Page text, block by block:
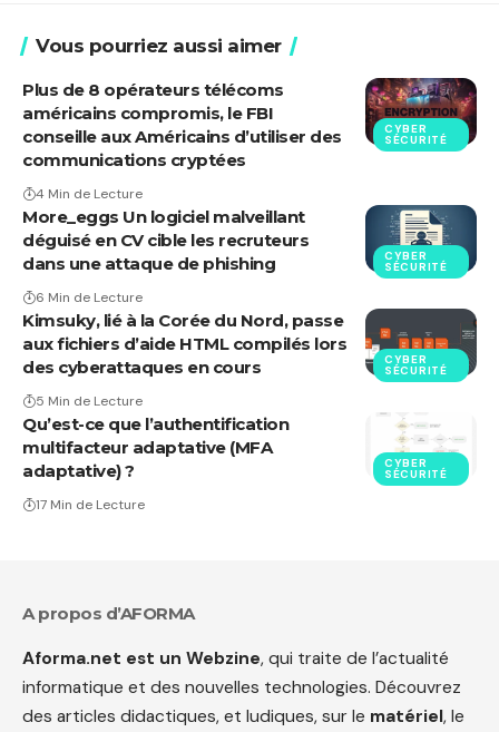
Vous pourriez aussi aimer
CYBER
SÉCURITÉ
Plus de 8 opérateurs télécoms
américains compromis, le FBI
conseille aux Américains d’utiliser des
communications cryptées
4 Min de Lecture
CYBER
SÉCURITÉ
More_eggs Un logiciel malveillant
déguisé en CV cible les recruteurs
dans une attaque de phishing
6 Min de Lecture
CYBER
SÉCURITÉ
Kimsuky, lié à la Corée du Nord, passe
aux fichiers d’aide HTML compilés lors
des cyberattaques en cours
5 Min de Lecture
CYBER
SÉCURITÉ
Qu’est-ce que l’authentification
multifacteur adaptative (MFA
adaptative) ?
17 Min de Lecture
A propos d’AFORMA
Aforma.net est un Webzine, qui traite de l’actualité
informatique et des nouvelles technologies. Découvrez
des articles didactiques, et ludiques, sur le matériel, le